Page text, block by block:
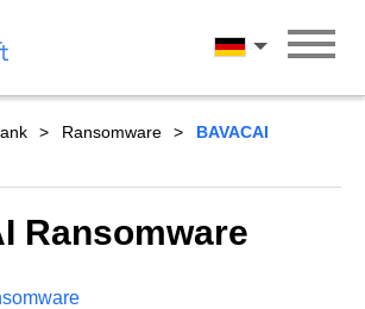
Deutsch
Ransomware
BAVACAI
Ransomware